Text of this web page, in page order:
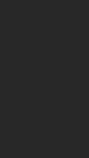
но на самом деле
Наш первый совет —
сотовой связи…
внедорожники, а
недостаток.
между двумя